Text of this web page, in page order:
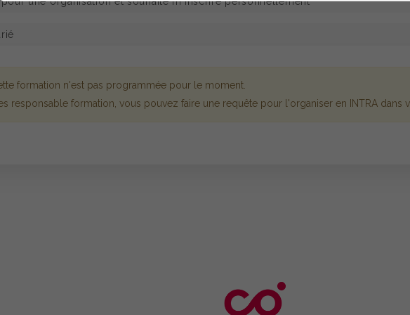
formation n'est pas programmée pour le moment.
responsable formation, vous pouvez faire une requête pour l'organiser en INTRA dans